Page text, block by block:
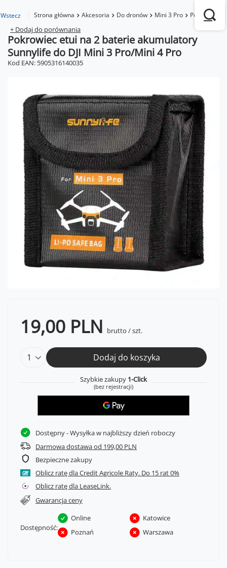
Wstecz Strona główna Akcesoria Do dronów Mini 3 Pro Pokrowiec
+ Dodaj do porównania
Pokrowiec etui na 2 baterie akumulatory
Sunnylife do DJI Mini 3 Pro/Mini 4 Pro
Kod EAN: 5905316140035
19,00 PLN brutto /szt.
Dodaj do koszyka
Szybkie zakupy 1-Click
(bez rejestracji)
Dostępny- Wysyłka w najbliższy dzień roboczy
Darmowa dostawa od 199,00 PLN
Bezpieczne zakupy
Oblicz ratę dla Credit Agricole Raty.
Oblicz ratę dla LeaseLink.
Gwarancja ceny
Dostępność:
Online
Katowice
Poznań
Warszawa